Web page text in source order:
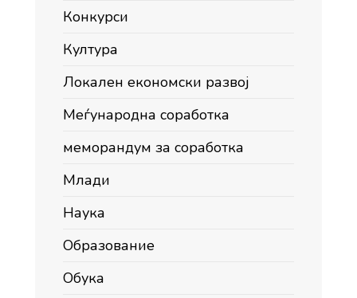
Конкурси
Култура
Локален економски развој
Меѓународна соработка
меморандум за соработка
Млади
Наука
Образование
Обука